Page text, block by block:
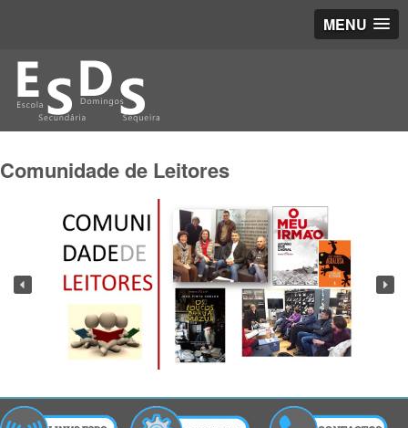
MENU
Comunidade de Leitores